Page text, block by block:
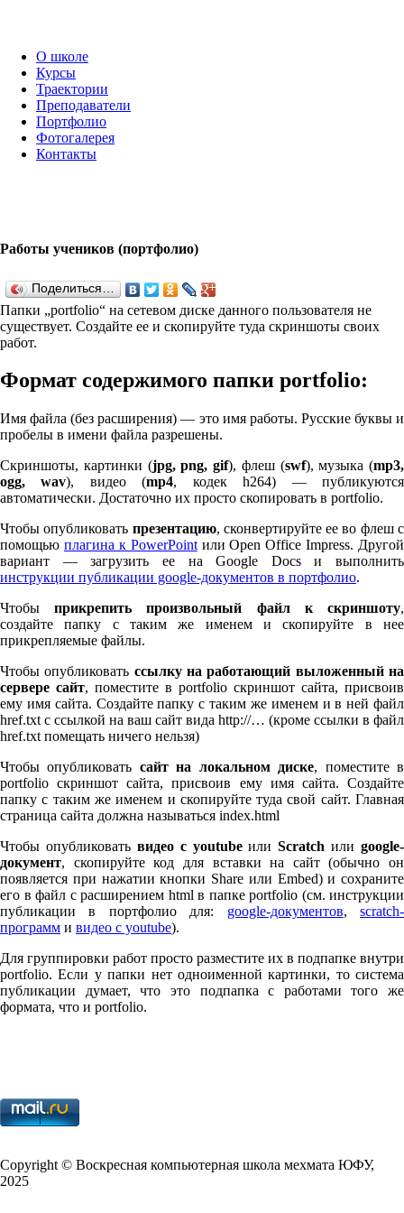
О школе
Курсы
Траектории
Преподаватели
Портфолио
Фотогалерея
Контакты
Работы учеников (портфолио)
Поделиться…
Папки „port­fo­lio“ на сетевом диске данного пользователя не
существует. Создайте ее и скопируйте туда скриншоты своих
работ.
Формат содержимого папки port­fo­lio:
Имя файла (без расширения) — это имя работы. Русские буквы и
пробелы в имени файла разрешены.
Скриншоты, картинки (jpg, png, gif), флеш (swf), музыка (mp3,
ogg, wav), видео (mp4, кодек h264) — публикуются
автоматически. Достаточно их просто скопировать в port­fo­lio.
Чтобы опубликовать презентацию, сконвертируйте ее во флеш с
помощью плагина к Pow­er­Pointили Open Office Impress. Другой
вариант — загрузить ее на Google Docs и выполнить
инструкции публикации google-документов в портфолио.
Чтобыприкрепить произвольный файл к скриншоту,
создайте папку с таким же именем и скопируйте в нее
прикрепляемые файлы.
Чтобы опубликовать ссылку на работающий выложенный на
сервере сайт, поместите в port­fo­lio скриншот сайта, присвоив
ему имя сайта. Создайте папку с таким же именем и в ней файл
href.txt с ссылкой на ваш сайт вида http://… (кроме ссылки в файл
href.txt помещать ничего нельзя)
Чтобы опубликовать сайт на локальном диске, поместите в
port­fo­lio скриншот сайта, присвоив ему имя сайта. Создайте
папку с таким же именем и скопируйте туда свой сайт. Главная
страница сайта должна называться index.html
Чтобы опубликовать видео с youtubeилиScratch или google-
документ, скопируйте код для вставки на сайт (обычно он
появляется при нажатии кнопки Share или Embed) и сохраните
его в файл с расширением html в папке port­fo­lio (см. инструкции
публикации в портфолио для: google-документов,scratch-
программ и видео с youtube).
Для группировки работ просто разместите их в подпапке внутри
port­fo­lio. Если у папки нет одноименной картинки, то система
публикации думает, что это подпапка с работами того же
формата, что и port­fo­lio.
Copy­right © Воскресная компьютерная школа мехмата ЮФУ,
2025